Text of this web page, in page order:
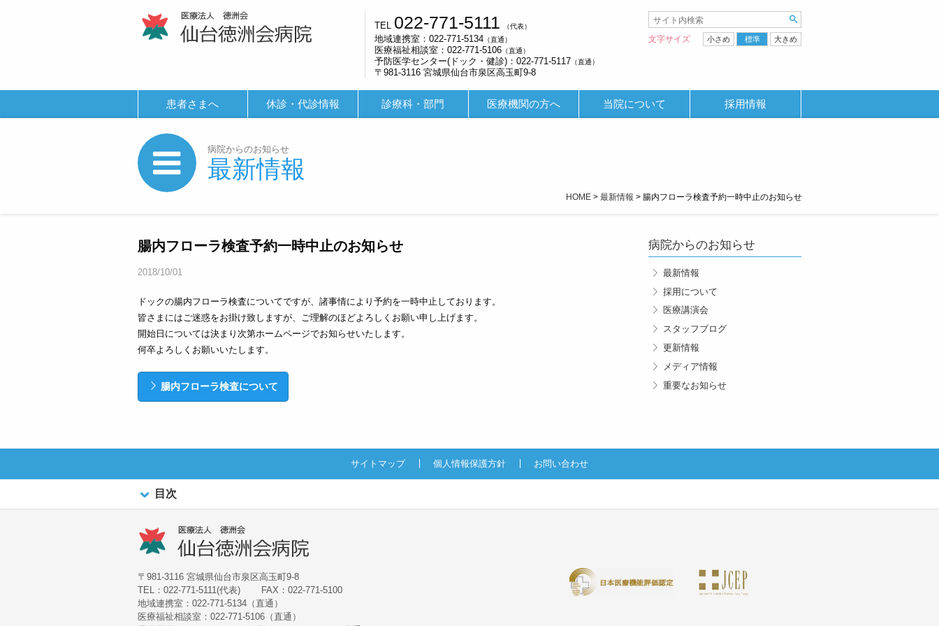
TEL 022-771-5111 （代表）
地域連携室：022-771-5134（直通）
医療福祉相談室：022-771-5106（直通）
予防医学センター(ドック・健診)：022-771-5117 （直通）
〒981-3116 宮城県仙台市泉区高玉町9-8
文字サイズ 小さめ 標準 大きめ
患者さまへ 休診・代診情報 診療科・部門 医療機関の方へ 当院について 採用情報
病院からのお知らせ
最新情報
HOME> 最新情報 > 腸内フローラ検査予約一時中止のお知らせ
腸内フローラ検査予約一時中止のお知らせ
2018/10/01
ドックの腸内フローラ検査についてですが、諸事情により予約を一時中止しております。
皆さまにはご迷惑をお掛け致しますが、ご理解のほどよろしくお願い申し上げます。
開始日については決まり次第ホームページでお知らせいたします。
何卒よろしくお願いいたします。
腸内フローラ検査について
病院からのお知らせ
最新情報
採用について
医療講演会
スタッフブログ
更新情報
メディア情報
重要なお知らせ
サイトマップ 個人情報保護方針 お問い合わせ
目次
〒981-3116 宮城県仙台市泉区高玉町9-8
TEL：022-771-5111(代表)
FAX：022-771-5100
地域連携室：022-771-5134（直通）
医療福祉相談室：022-771-5106（直通）